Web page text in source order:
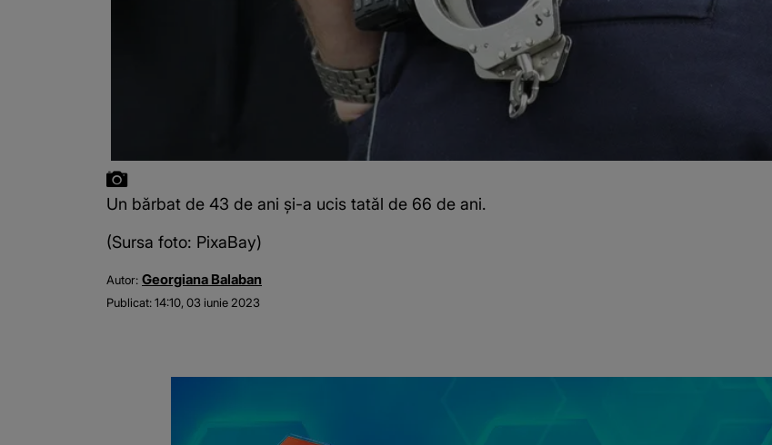
Un bărbat de 43 de ani și-a ucis tatăl de 66 de ani.
(Sursa foto: PixaBay)
Autor: Georgiana Balaban
Publicat:14:10, 03 iunie 2023